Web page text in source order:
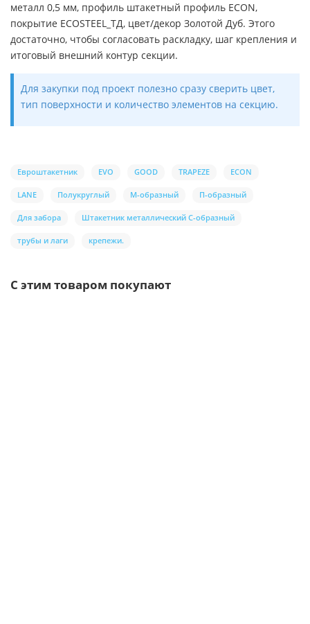
металл 0,5 мм, профиль штакетный профиль ECON,
покрытие ECOSTEEL_ТД, цвет/декор Золотой Дуб. Этого
достаточно, чтобы согласовать раскладку, шаг крепления и
итоговый внешний контур секции.
Для закупки под проект полезно сразу сверить цвет,
тип поверхности и количество элементов на секцию.
Евроштакетник EVO GOOD TRAPEZE ECON
LANE Полукруглый М-образный П-образный
Для забора Штакетник металлический С-образный
трубы и лаги крепежи.
С этим товаром покупают